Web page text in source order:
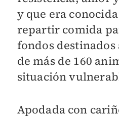
y que era
repartir comida
fondos destinados
de más de 160
situación
Apodada con